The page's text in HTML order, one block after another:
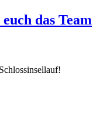
das Team